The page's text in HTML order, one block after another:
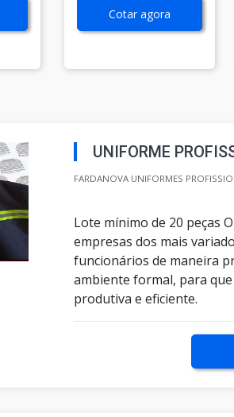
Cotar agora
UNIFORME
FARDANOVA UNIFORMES
Lote mínimo de 20 peças
empresas dos mais
funcionários de maneira
ambiente formal, para
produtiva e eficiente.